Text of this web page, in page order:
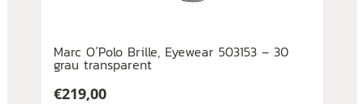
Marc O´Polo Brille, Eyewear 503153 – 30
grau transparent
€219,00